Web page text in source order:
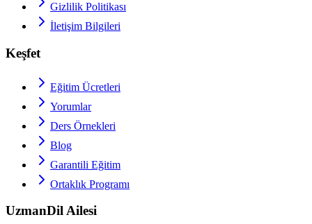
Gizlilik Politikası
İletişim Bilgileri
Keşfet
Eğitim Ücretleri
Yorumlar
Ders Örnekleri
Blog
Garantili Eğitim
Ortaklık Programı
UzmanDil Ailesi